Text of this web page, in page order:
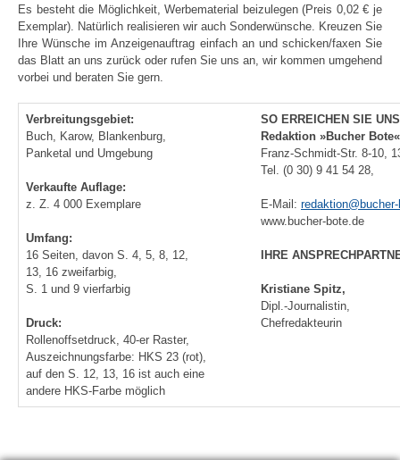
Es besteht die Möglichkeit, Werbematerial beizulegen (Preis 0,02 € je
Exemplar). Natürlich realisieren wir auch Sonderwünsche. Kreuzen Sie
Ihre Wünsche im Anzeigenauftrag einfach an und schicken/faxen Sie
das Blatt an uns zurück oder rufen Sie uns an, wir kommen umgehend
vorbei und beraten Sie gern.
Verbreitungsgebiet:
Buch, Karow, Blankenburg,
Panketal und Umgebung
Verkaufte Auflage:
z. Z. 4 000 Exemplare
Umfang:
16 Seiten, davon S. 4, 5, 8, 12,
13, 16 zweifarbig,
S. 1 und 9 vierfarbig
Druck:
Rollenoffsetdruck, 40-er Raster,
Auszeichnungsfarbe: HKS 23 (rot),
auf den S. 12, 13, 16 ist auch eine
andere HKS-Farbe möglich
SO ERREICHEN SIE
Redaktion »Bucher
Franz-Schmidt-Str. 8-10,
Tel. (0 30) 9 41 54 28,
E-Mail:
www.bucher-bote.de
IHRE
Kristiane Spitz,
Dipl.-Journalistin,
Chefredakteurin